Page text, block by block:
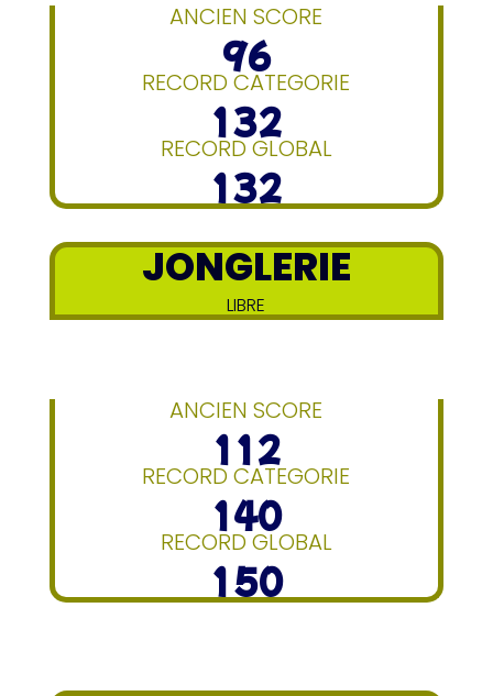
ANCIEN SCORE
96
RECORD CATEGORIE
132
RECORD GLOBAL
132
JONGLERIE
LIBRE
ANCIEN SCORE
112
RECORD CATEGORIE
140
RECORD GLOBAL
150